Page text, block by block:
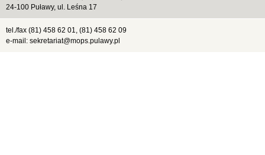
24-100 Puławy, ul. Leśna 17
tel./fax (81) 458 62 01, (81) 458 62 09
e-mail: sekretariat@mops.pulawy.pl